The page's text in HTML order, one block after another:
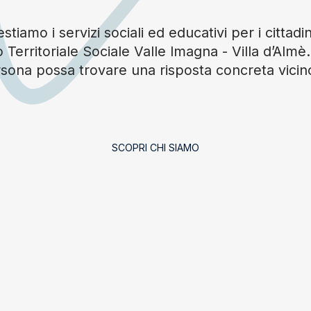
i servizi sociali ed educativi per i
Territoriale Sociale Valle Imagna - Villa
possa trovare una risposta concreta
SCOPRI CHI SIAMO